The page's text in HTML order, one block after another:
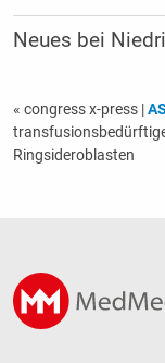
Neues bei
« congress x-press |
Ringsideroblasten